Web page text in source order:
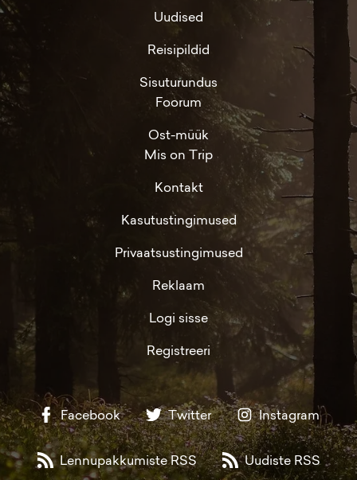
Uudised
Reisipildid
Sisuturundus
Foorum
Ost-müük
Mis on Trip
Kontakt
Kasutustingimused
Privaatsustingimused
Reklaam
Logi sisse
Registreeri
Facebook Twitter Instagram
Lennupakkumiste RSS Uudiste RSS